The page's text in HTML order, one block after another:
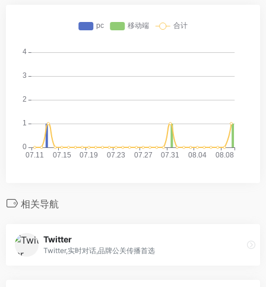
相关导航
Twitter
Twitter,实时对话,品牌公关传播首选